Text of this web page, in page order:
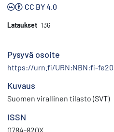
CC BY 4.0
Lataukset 136
Pysyvä osoite
https://urn.fi/URN:NBN:fi-
Kuvaus
Suomen virallinen tilasto (SVT)
ISSN
0784-820X